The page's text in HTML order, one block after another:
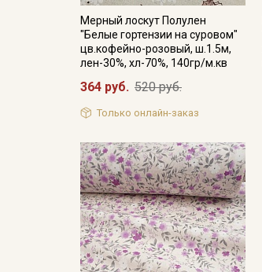
Мерный лоскут Полулен
"Белые гортензии на суровом"
цв.кофейно-розовый, ш.1.5м,
лен-30%, хл-70%, 140гр/м.кв
364 руб. 520 руб.
Только онлайн-заказ